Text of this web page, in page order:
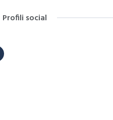
Profili social